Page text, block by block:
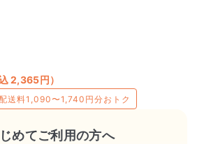
込 2,365円）
送料1,090〜1,740円分おトク
めてご利用の方へ